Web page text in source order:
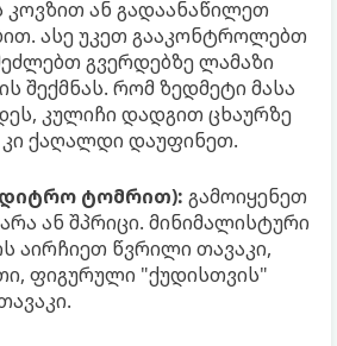
კოვზით ან გადაანაწილეთ
ასე უკეთ გააკონტროლებთ
გვერდებზე ლამაზი
შექმნას. რომ ზედმეტი მასა
კულიჩი დადგით ცხაურზე
კი ქაღალდი დაუფინეთ.
ტომრით): გამოიყენეთ
ან შპრიცი. მინიმალისტური
აირჩიეთ წვრილი თავაკი,
ფიგურული "ქუდისთვის"